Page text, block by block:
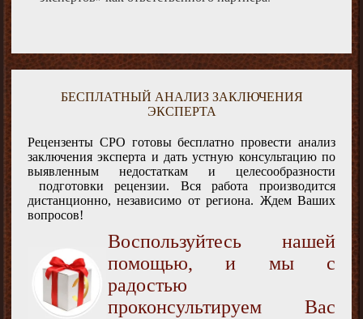
БЕСПЛАТНЫЙ АНАЛИЗ ЗАКЛЮЧЕНИЯ
ЭКСПЕРТА
Рецензенты СРО готовы бесплатно провести анализ
заключения эксперта и дать устную консультацию по
выявленным недостаткам и целесообразности
подготовки рецензии. Вся работа производится
дистанционно, независимо от региона. Ждем Ваших
вопросов!
Воспользуйтесь нашей
помощью, и мы с
радостью
проконсультируем Вас